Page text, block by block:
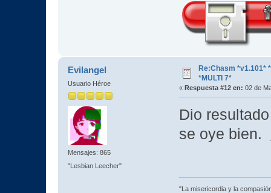
Evilangel
Usuario Héroe
Mensajes: 865
"Lesbian Leecher"
Re:Chasm *v1.101*
*MULTI 7*
« Respuesta #12 en: 02 de
Dio
se oye bien.
"La misericordia y la